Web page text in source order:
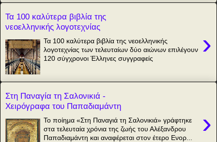
Τα 100 καλύτερα βιβλία της
νεοελληνικής λογοτεχνίας
›
Τα 100 καλύτερα βιβλία της νεοελληνικής
λογοτεχνίας των τελευταίων δύο αιώνων επιλέγουν
120 σύγχρονοι Έλληνες συγγραφείς
Στη Παναγία τη Σαλονικιά -
Χειρόγραφα του Παπαδιαμάντη
›
Το ποίημα «Στη Παναγιά τη Σαλονικιά» γράφτηκε
στα τελευταία χρόνια της ζωής του Αλέξανδρου
Παπαδιαμάντη και αναφέρεται στον έτερο Ενορ...